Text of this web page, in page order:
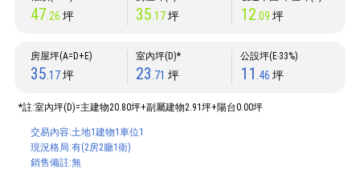
47 .26 坪 35 .17坪 12 .09 坪
房屋坪(A=D+E)
35 .17坪
室內坪(D)*
23 .71 坪
公設坪(E‧33%)
11 .46 坪
*註:室內坪(D)=主建物20.80坪+副屬建物2.91坪+陽台0.00坪
交易內容:土地1建物1車位1
現況格局:有(2房2廳1衛)
銷售備註:無